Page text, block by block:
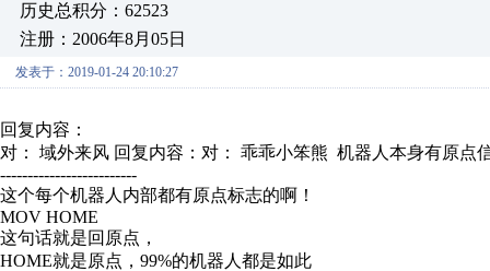
历史总积分：62523
注册：2006年8月05日
发表于：2019-01-24 20:10:27
回复内容：
对： 域外来风 回复内容：对： 乖乖小笨熊 机器人本身有原点
-------------------------
这个每个机器人内部都有原点标志的啊！
MOV HOME
这句话就是回原点，
HOME就是原点，99%的机器人都是如此